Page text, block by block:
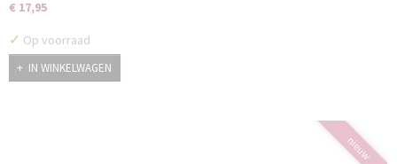
€ 17,95
✓ Op voorraad
IN WINKELWAGEN
nieuw